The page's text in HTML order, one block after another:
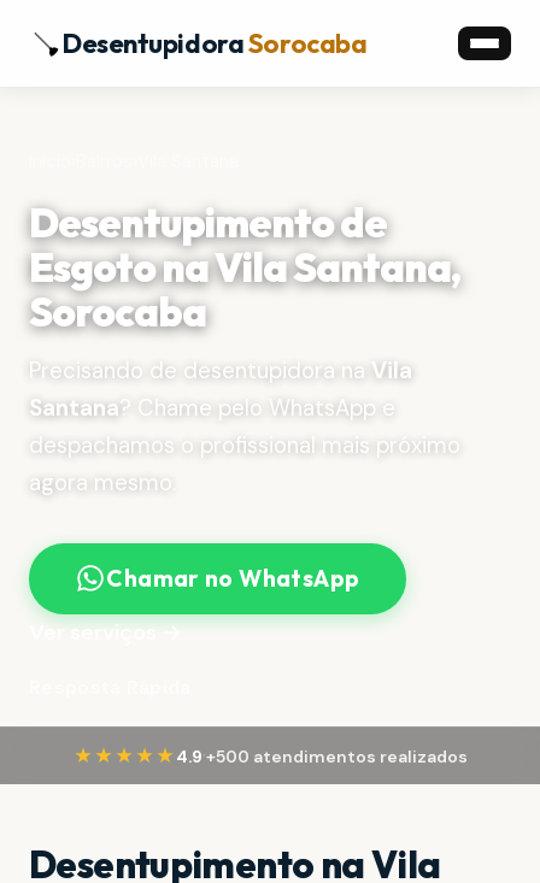
DesentupidoraSorocaba
Desentupimento de
Esgoto na Vila Santana,
Sorocaba
Precisando de desentupidora na Vila
Santana? Chame pelo WhatsApp e
despachamos o profissional mais próximo
agora mesmo.
Chamar no WhatsApp
Ver serviços →
★★★★★ 4.9·+500 atendimentos realizados
Desentupimento na Vila